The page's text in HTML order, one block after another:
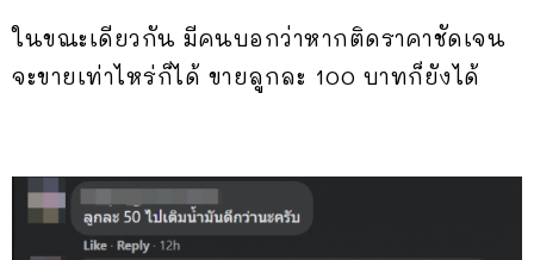
ในขณะเดียวกัน มีคนบอกว่าหากติดราคาชัดเจน
จะขายเท่าไหร่ก็ได้ ขายลูกละ 100 บาทก็ยังได้